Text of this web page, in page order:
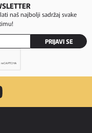
naš najbolji sadržaj svake
PRIJAVI SE